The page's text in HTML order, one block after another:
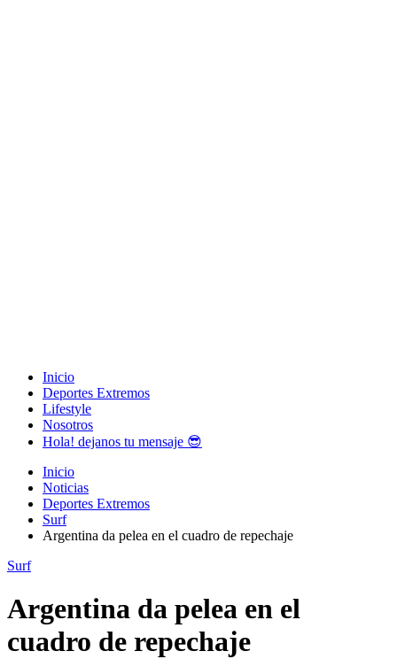
Inicio
Deportes Extremos
Lifestyle
Nosotros
Hola! dejanos tu mensaje 😎
Inicio
Noticias
Deportes Extremos
Surf
Argentina da pelea en el cuadro de repechaje
Surf
Argentina da pelea en el
cuadro de repechaje